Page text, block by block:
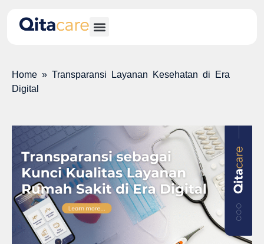
Home » Transparansi Layanan Kesehatan di Era
Digital